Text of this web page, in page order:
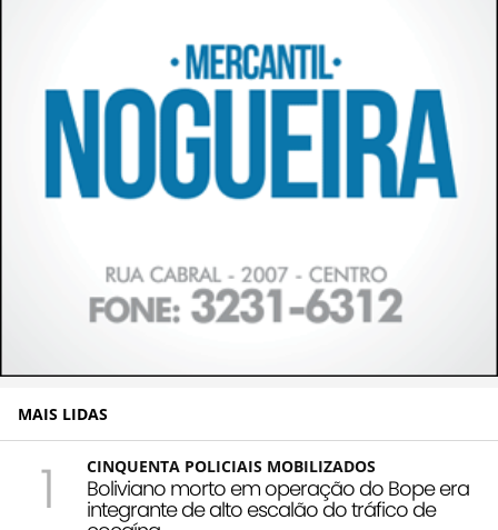
MAIS LIDAS
1 CINQUENTA POLICIAIS MOBILIZADOS
Boliviano morto em operação do Bope era
integrante de alto escalão do tráfico de